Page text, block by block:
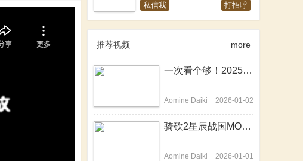
私信我 打招呼
推荐视频 more
一次看个够！2025年骑砍2MOD大盘点！
Aomine Daiki 2026-01-02
骑砍2星辰战国MOD-开篇历史背景介绍动画来啦！
Aomine Daiki 2026-01-01